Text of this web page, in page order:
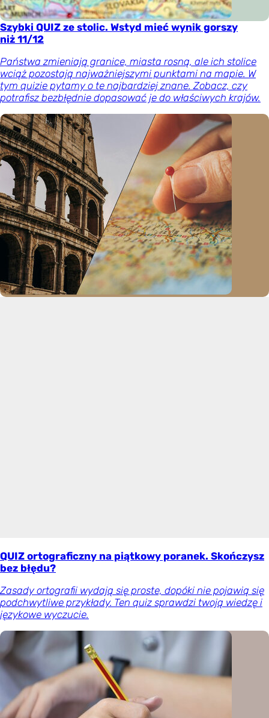
Szybki QUIZ ze stolic. Wstyd mieć wynik gorszy
niż 11/12
Państwa zmieniają granice, miasta rosną, ale ich stolice
wciąż pozostają najważniejszymi punktami na mapie. W
tym quizie pytamy o te najbardziej znane. Zobacz, czy
potrafisz bezbłędnie dopasować je do właściwych krajów.
QUIZ ortograficzny na piątkowy poranek. Skończysz
bez błędu?
Zasady ortografii wydają się proste, dopóki nie pojawią się
podchwytliwe przykłady. Ten quiz sprawdzi twoją wiedzę i
językowe wyczucie.